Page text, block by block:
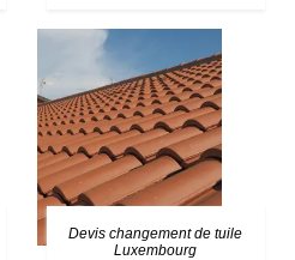
Devis changement de tuile
Luxembourg